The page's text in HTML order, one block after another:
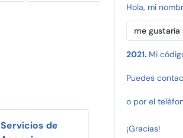
Servicios de
Hola, mi
2021. Mi
Puedes
o por el
¡Gracias!